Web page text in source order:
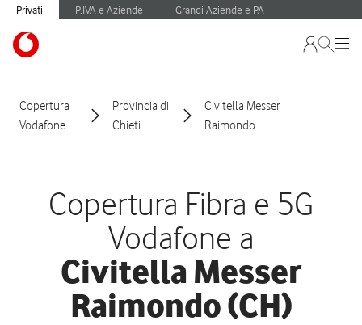
Privati P.IVA e Aziende Grandi Aziende e PA
Copertura
Vodafone
Provincia di
Chieti
Civitella Messer
Raimondo
Copertura Fibra e 5G
Vodafone a
Civitella Messer
Raimondo (CH)